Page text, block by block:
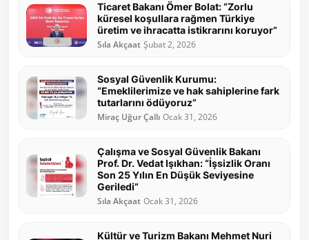
Ticaret Bakanı Ömer Bolat: “Zorlu
küresel koşullara rağmen Türkiye
üretim ve ihracatta istikrarını koruyor”
Sıla Akçaat Şubat 2, 2026
Sosyal Güvenlik Kurumu:
“Emeklilerimize ve hak sahiplerine fark
tutarlarını ödüyoruz”
Miraç Uğur Çallı Ocak 31, 2026
Çalışma ve Sosyal Güvenlik Bakanı
Prof. Dr. Vedat Işıkhan: “İşsizlik Oranı
Son 25 Yılın En Düşük Seviyesine
Geriledi”
Sıla Akçaat Ocak 31, 2026
Kültür ve Turizm Bakanı Mehmet Nuri